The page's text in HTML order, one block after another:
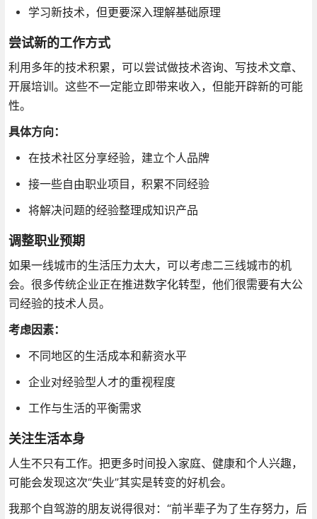
学习新技术，但更要深入理解基础原理
尝试新的工作方式
利用多年的技术积累，可以尝试做技术咨询、写技术文章、
开展培训。这些不一定能立即带来收入，但能开辟新的可能
性。
具体方向：
在技术社区分享经验，建立个人品牌
接一些自由职业项目，积累不同经验
将解决问题的经验整理成知识产品
调整职业预期
如果一线城市的生活压力太大，可以考虑二三线城市的机
会。很多传统企业正在推进数字化转型，他们很需要有大公
司经验的技术人员。
考虑因素：
不同地区的生活成本和薪资水平
企业对经验型人才的重视程度
工作与生活的平衡需求
关注生活本身
人生不只有工作。把更多时间投入家庭、健康和个人兴趣，
可能会发现这次“失业”其实是转变的好机会。
我那个自驾游的朋友说得很对：“前半辈子为了生存努力，后